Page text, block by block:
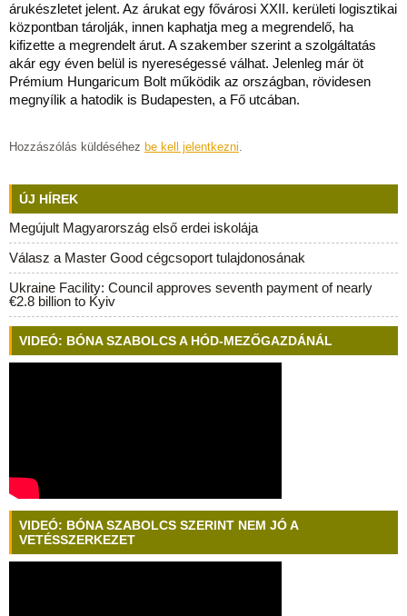
árukészletet jelent. Az árukat egy fővárosi XXII. kerületi logisztikai
központban tárolják, innen kaphatja meg a megrendelő, ha
kifizette a megrendelt árut. A szakember szerint a szolgáltatás
akár egy éven belül is nyereségessé válhat. Jelenleg már öt
Prémium Hungaricum Bolt működik az országban, rövidesen
megnyílik a hatodik is Budapesten, a Fő utcában.
Hozzászólás küldéséhez be kell jelentkezni.
ÚJ HÍREK
Megújult Magyarország első erdei iskolája
Válasz a Master Good cégcsoport tulajdonosának
Ukraine Facility: Council approves seventh payment of nearly
€2.8 billion to Kyiv
VIDEÓ: BÓNA SZABOLCS A HÓD-MEZŐGAZDÁNÁL
VIDEÓ: BÓNA SZABOLCS SZERINT NEM JÓ A
VETÉSSZERKEZET